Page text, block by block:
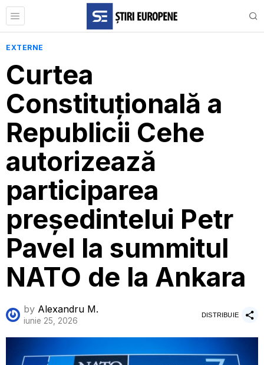
EXTERNE
Curtea
Constituţională a
Republicii Cehe
autorizează
participarea
preşedintelui Petr
Pavel la summitul
NATO de la Ankara
by Alexandru M.
iunie 25, 2026
DISTRIBUIE